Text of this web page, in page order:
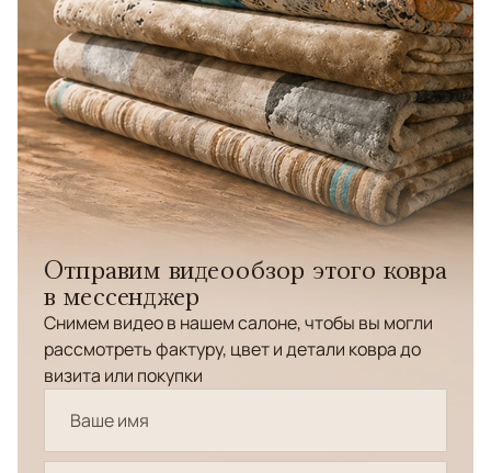
Отправим видеообзор этого ковра
в мессенджер
Снимем видео в нашем салоне, чтобы вы могли
рассмотреть фактуру, цвет и детали ковра до
визита или покупки